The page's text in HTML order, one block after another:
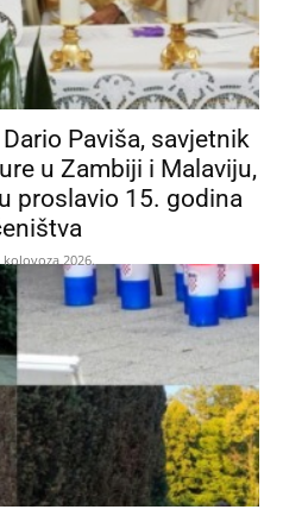
Paviša, savjetnik
u Zambiji i Malaviju,
proslavio 15. godina
2026.